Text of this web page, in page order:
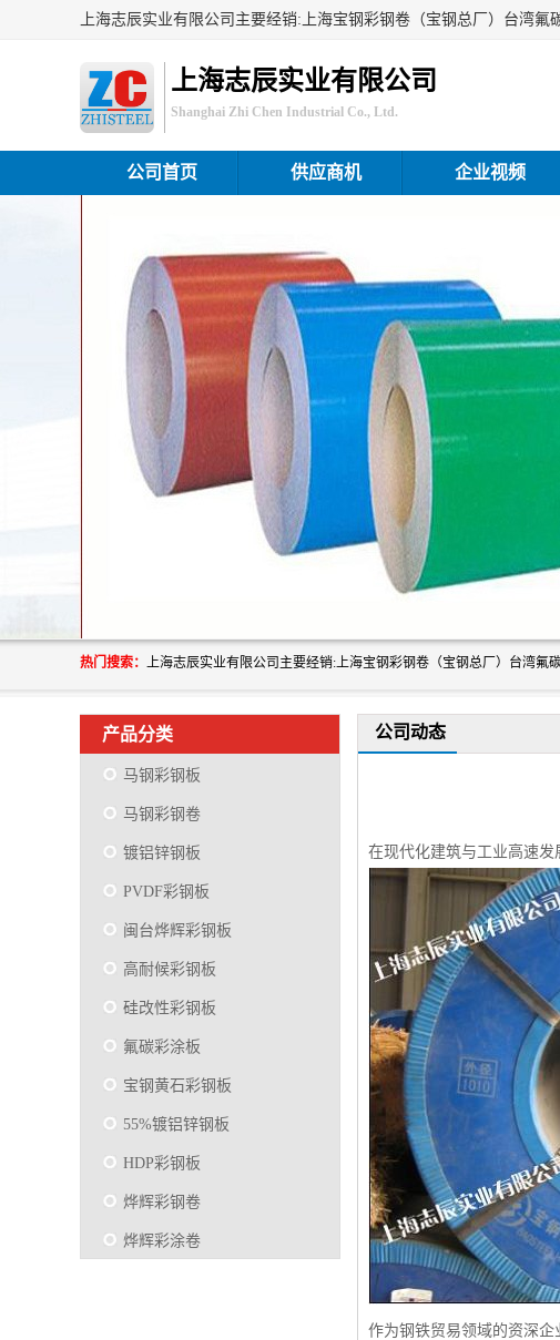
上海志辰实业有限公司
Shanghai Zhi Chen Industrial Co., Ltd.
公司首页 供应商机 企业视频
热门搜索：
产品分类
马钢彩钢板
马钢彩钢卷
镀铝锌钢板
PVDF彩钢板
闽台烨辉彩钢板
高耐候彩钢板
硅改性彩钢板
氟碳彩涂板
宝钢黄石彩钢板
55%镀铝锌钢板
HDP彩钢板
烨辉彩钢卷
烨辉彩涂卷
公司动态
在现代化建筑与工业高速发
作为钢铁贸易领域的资深